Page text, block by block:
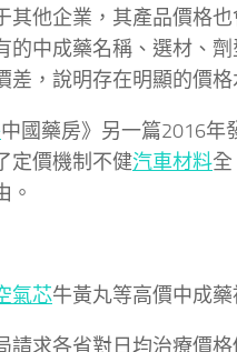
其他企業，其產品價格
的中成藥名稱、選材、
差，說明存在明顯的價格
中國藥房》另一篇2016年
定價機制不健汽車材料
。
氣芯牛黃丸等高價中成
請求各省對日均治療價